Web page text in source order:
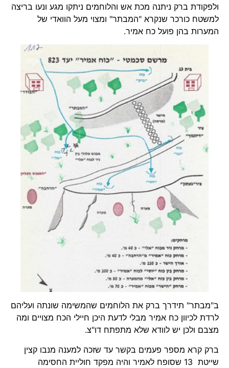
ולפקודת ברק ניתנה מכת אש והלוחמים ניתקו מגע ונעו בריצה
למשטח כורכר שנקרא "המבתר" ומצוי מעל הוואדי של
המערות בהן פועל כח אמיר.
ב"מבתר" תידרך ברק את הלוחמים שהמשימה שונתה ועליהם
לרדת לכיוון כח אמיר מבלי לדעת היכן חיילי הכח מצויים ומה
מצבם ולכן יש לוודא שלא מתפתח דו"צ.
ברק קרא מספר פעמים בקשר עד שזכה למענה מנבו קצין
שייטת 13 שסופח לאמיר והיה מפקד חוליית החסימה